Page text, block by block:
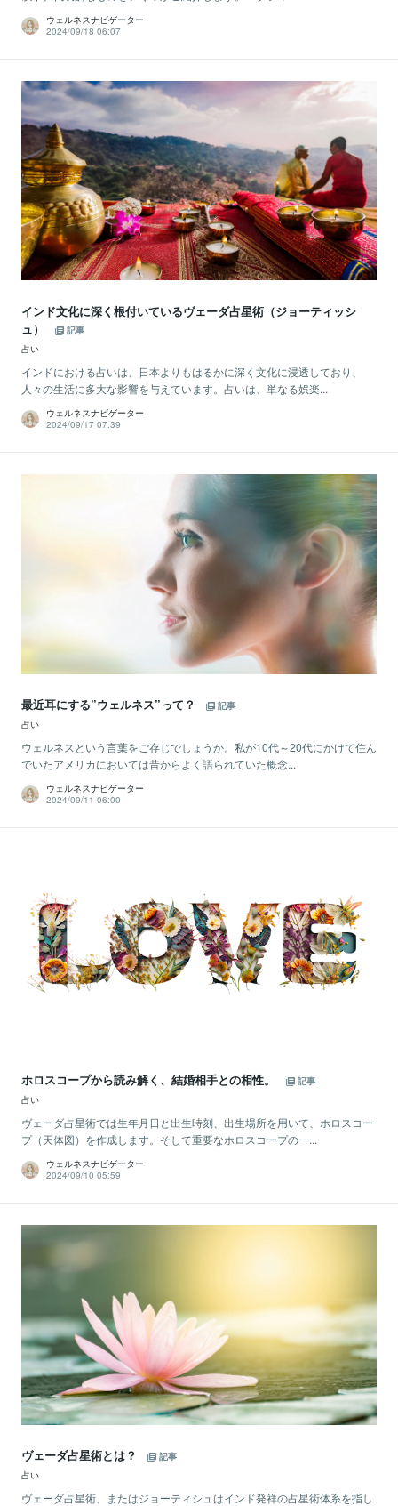
ウェルネスナビゲーター
2024/09/18 06:07
インド文化に深く根付いているヴェーダ占星術（ジョーティッシ
ュ）
記事
占い
インドにおける占いは、日本よりもはるかに深く文化に浸透しており、
人々の生活に多大な影響を与えています。占いは、単なる娯楽...
ウェルネスナビゲーター
2024/09/17 07:39
最近耳にする”ウェルネス”って？
記事
占い
ウェルネスという言葉をご存じでしょうか。私が10代～20代にかけて住ん
でいたアメリカにおいては昔からよく語られていた概念...
ウェルネスナビゲーター
2024/09/11 06:00
ホロスコープから読み解く、結婚相手との相性。
記事
占い
ヴェーダ占星術では生年月日と出生時刻、出生場所を用いて、ホロスコー
プ（天体図）を作成します。そして重要なホロスコープの一...
ウェルネスナビゲーター
2024/09/10 05:59
ヴェーダ占星術とは？
記事
占い
ヴェーダ占星術、またはジョーティシュはインド発祥の占星術体系を指し